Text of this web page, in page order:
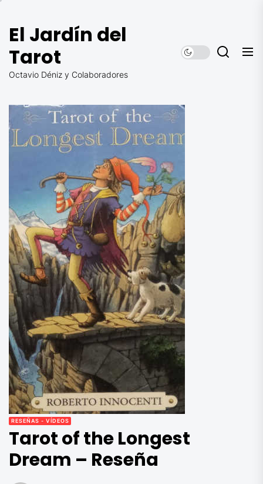
contenido
El Jardín del
Tarot
Octavio Déniz y Colaboradores
RESEÑAS - VÍDEOS
Tarot of the Longest
Dream – Reseña